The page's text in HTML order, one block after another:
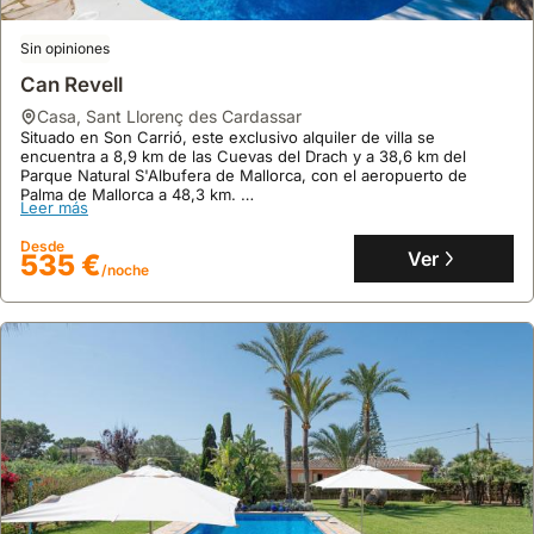
Huéspedes
finca,Santanyí
encuentra a menos de 10 minutos a pie de las idílicas playas de
Cala d'en Borgit y Cala Mondragó, y a 5 kilómetros de Portopetro.
Esta acogedora villa mallorquina, con 100 m² y capacidad para 4
personas, ofrece un jardín mediterráneo con barbacoa, piscina
privada y conexión Wi-Fi, siendo una opción fantástica de alquiler
vacacional en Santanyí.
Leer más
Desde
683 €
Sin opiniones
Can Revell
casa, Sant Llorenç des Cardassar
Situado en Son Carrió, este exclusivo alquiler de villa se
encuentra a 8,9 km de las Cuevas del Drach y a 38,6 km del
Parque Natural S'Albufera de Mallorca, con el aeropuerto de
Palma de Mallorca a 48,3 km.
Esta espaciosa casa de vacaciones de 220 m² ofrece capacidad
para 15 personas con 4 dormitorios, 5 baños, aire acondicionado,
piscina exterior y terraza privada, garantizando una estancia
confortable.
Leer más
Desde
535 €/noche Ver